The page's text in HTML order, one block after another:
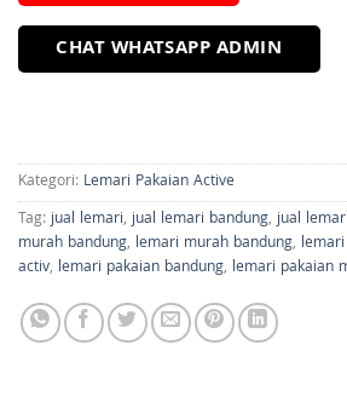
CHAT WHATSAPP ADMIN
Kategori: Lemari Pakaian Active
Tag:jual lemari,jual lemari bandung,jual
murah bandung, lemari murah bandung,
activ, lemari pakaian bandung, lemari pakaian